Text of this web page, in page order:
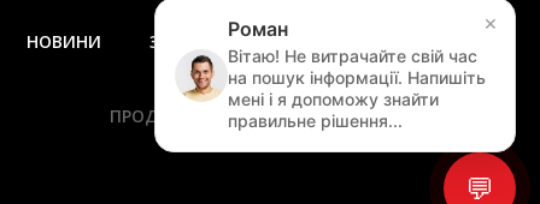
НОВИНИ ЗАПИТАННЯ ТА ВІДПОВІДІ
ЗАМІР
ПРОДУКЦІЯ ПОСЛУГИ
АКЦІЇ
💬
Роман
Вітаю! Не витрачайте свій час
на пошук інформації. Напишіть
мені і я допоможу знайти
правильне рішення...
×